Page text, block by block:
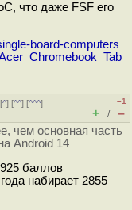
что даже FSF его
board-computers
^] [^^] [^^^]
–1
+ / –
чем основная часть
Android 14
баллов
набирает 2855